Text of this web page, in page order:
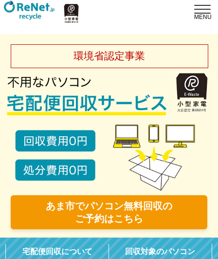
環境省認定事業
あま市でパソコン無料回収の
ご予約はこちら
宅配便回収について 回収対象のパソコン